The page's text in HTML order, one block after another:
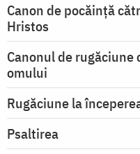
Canon de pocăință
Hristos
Canonul de
omului
Rugăciune la
Psaltirea